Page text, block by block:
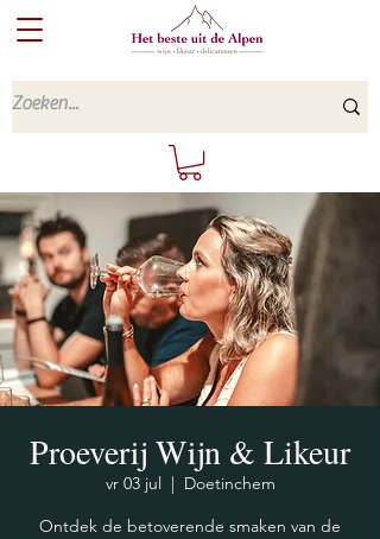
Proeverij Wijn & Likeur
vr 03 jul
  |
Doetinchem
Ontdek de betoverende smaken van de